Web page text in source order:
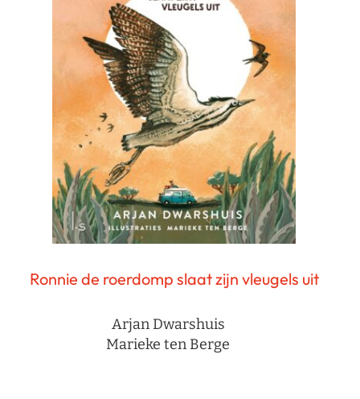
Ronnie de roerdomp slaat zijn vleugels uit
Arjan Dwarshuis
Marieke ten Berge